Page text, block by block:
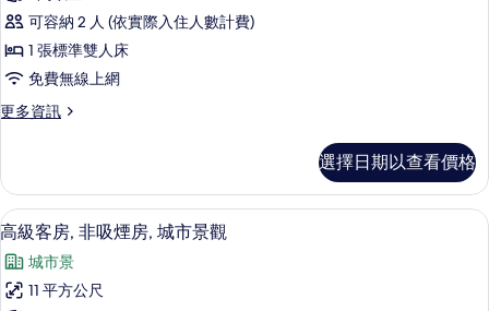
(for
1
Person)
所
相
片
非
吸
煙
房
(for
1
情
準
客
房,
間
室,
非
吸
煙
房
可容納 2 人 (依實際入住人數計費)
1 張標準雙人床
免費無線上網
更多資訊
更
客
房,
1
臥
室,
非
選擇日期以查看價格
顯
示
高
高級客房, 非吸煙房, 城市景觀 | 羽絨
14
高級客房, 非吸煙房, 城市景觀
城市景
11 平方公尺